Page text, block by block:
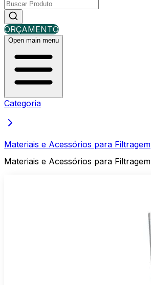
ORÇAMENTO
Open main menu
Categoria
Materiais e Acessórios para Filtragem
Materiais e Acessórios para Filtragem